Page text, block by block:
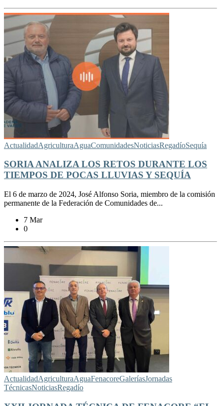
ActualidadAgriculturaAguaComunidadesNoticiasRegadíoSequía
SORIA ANALIZA LOS RETOS DURANTE LOS
TIEMPOS DE POCAS LLUVIAS Y SEQUÍA
El 6 de marzo de 2024, José Alfonso Soria, miembro de la comisión
permanente de la Federación de Comunidades de...
7 Mar
0
ActualidadAgriculturaAguaFenacoreGaleríasJornadas
TécnicasNoticiasRegadío